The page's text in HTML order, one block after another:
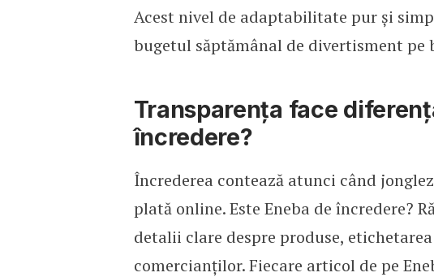
Acest nivel de adaptabilitate pur și
bugetul săptămânal de divertisment pe
Transparența face
încredere?
Încrederea contează atunci când
plată online. Este Eneba de încredere?
detalii clare despre produse,
comercianților. Fiecare articol de pe